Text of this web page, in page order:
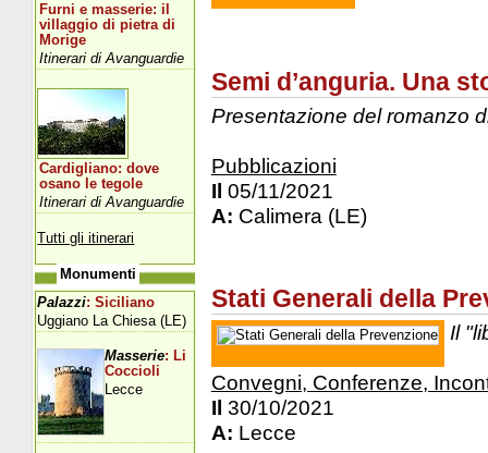
Semi d’anguria. Una
Presentazione del romanzo
Pubblicazioni
Il 05/11/2021
A: Calimera (LE)
Stati Generali della
Il
Convegni, Conferenze,
Il 30/10/2021
A: Lecce
Furni e masserie: il
villaggio di pietra di
Morige
Itinerari di Avanguardie
Cardigliano: dove
osano le tegole
Itinerari di Avanguardie
Tutti gli itinerari
Monumenti
Palazzi: Siciliano
Uggiano La Chiesa (LE)
Masserie: Li
Coccioli
Lecce